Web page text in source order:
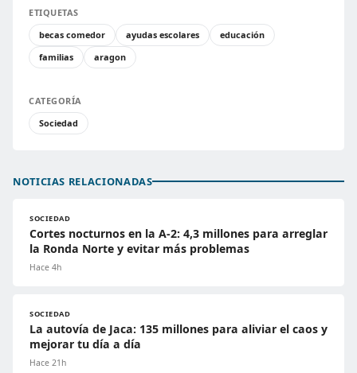
ETIQUETAS
becas comedor
ayudas escolares
educación
familias
aragon
CATEGORÍA
Sociedad
NOTICIAS RELACIONADAS
SOCIEDAD
Cortes nocturnos en la A-2: 4,3 millones para arreglar
la Ronda Norte y evitar más problemas
Hace 4h
SOCIEDAD
La autovía de Jaca: 135 millones para aliviar el caos y
mejorar tu día a día
Hace 21h